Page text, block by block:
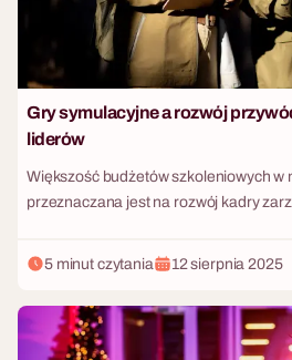
kulisy nowoczesnego cateringu
twardą logiką biznesową.
Gry symulacyjne a rozwój
liderów
Większość budżetów szkoleniowych w
przeznaczana jest na rozwój kadry
studia przypadków, słuchają
procesie wrócą do biura jako wybitni
jednak brutalna. Kiedy w zespole
gonią terminy, a kluczowy klient grozi
5 minut czytania 12 sierpnia 2025